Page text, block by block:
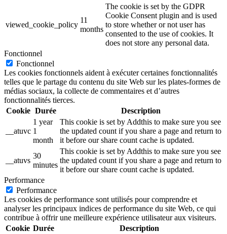
viewed_cookie_policy
11
months
The cookie is set by the GDPR
Cookie Consent plugin and is used
to store whether or not user has
consented to the use of cookies. It
does not store any personal data.
Fonctionnel
Fonctionnel
Les cookies fonctionnels aident à exécuter certaines fonctionnalités
telles que le partage du contenu du site Web sur les plates-formes de
médias sociaux, la collecte de commentaires et d’autres
fonctionnalités tierces.
Cookie Durée Description
__atuvc
1 year
1
month
This cookie is set by Addthis to make sure you see
the updated count if you share a page and return to
it before our share count cache is updated.
__atuvs
30
minutes
This cookie is set by Addthis to make sure you see
the updated count if you share a page and return to
it before our share count cache is updated.
Performance
Performance
Les cookies de performance sont utilisés pour comprendre et
analyser les principaux indices de performance du site Web, ce qui
contribue à offrir une meilleure expérience utilisateur aux visiteurs.
Cookie Durée Description